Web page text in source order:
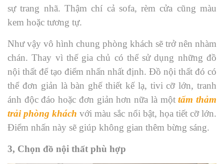
sự trang nhã. Thậm chí cả sofa, rèm cửa cũng màu
kem hoặc tương tự.
Như vậy vô hình chung phòng khách sẽ trở nên nhàm
chán. Thay vì thế gia chủ có thể sử dụng những đồ
nội thất để tạo điểm nhấn nhất định. Đồ nội thất đó có
thể đơn giản là bàn ghế thiết kế lạ, tivi cỡ lớn, tranh
ánh độc đáo hoặc đơn giản hơn nữa là mộttấm thảm
trải phòng khách với màu sắc nổi bật, họa tiết cỡ lớn.
Điểm nhấn này sẽ giúp không gian thêm bừng sáng.
3, Chọn đồ nội thất phù hợp